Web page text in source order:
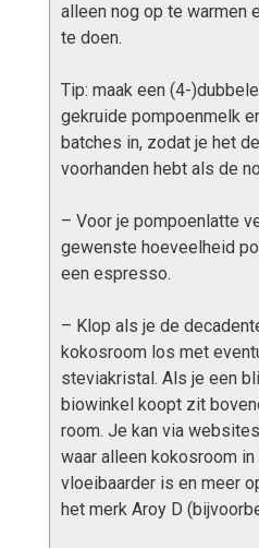
alleen nog op te warmen
te doen.
Tip: maak een (4-
gekruide pompoenmelk
batches in, zodat je het
voorhanden hebt als de
– Voor je pompoenlatte
gewenste hoeveelheid
een espresso.
– Klop als je de
kokosroom los met
steviakristal. Als je een
biowinkel koopt zit
room. Je kan via
waar alleen kokosroom
vloeibaarder is en meer
het merk Aroy D